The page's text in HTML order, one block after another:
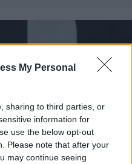
My Personal
sharing to third parties, or
information for
use the below opt-out
Please note that after your
may continue seeing